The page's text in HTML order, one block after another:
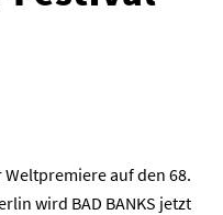
Weltpremiere auf den 68.
wird BAD BANKS jetzt